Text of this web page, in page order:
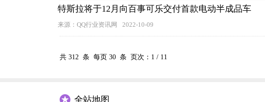
特斯拉将于12月向百事可乐交付首款电动半成品车
来源：QQ行业资讯网 2022-10-09
共 312 条 每页 30 条 页次： 1 / 11
全站地图